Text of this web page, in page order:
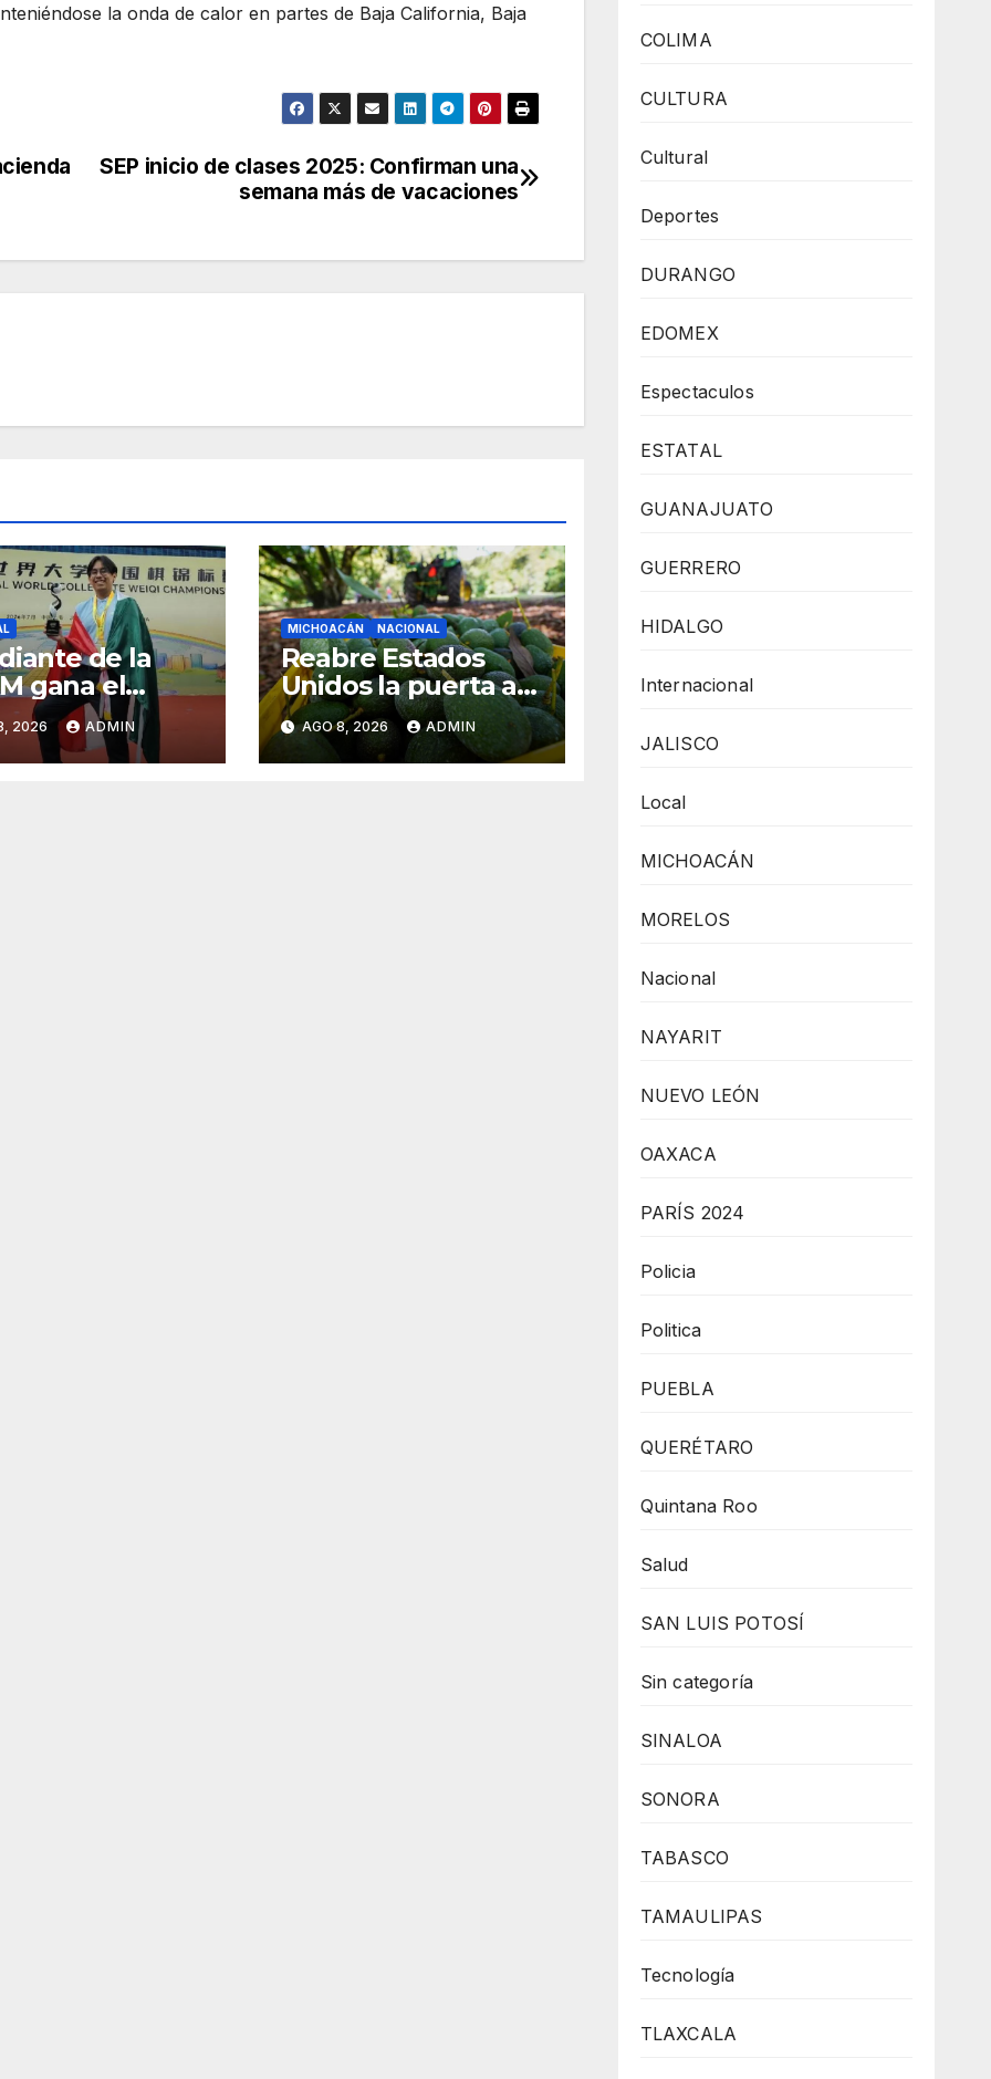
la onda de calor en partes de Baja California, Baja
SEP inicio de clases 2025: Confirman una
semana más de vacaciones
de la
gana el
de Go
2026 ADMIN
MICHOACÁN NACIONAL
Reabre Estados
Unidos la puerta a
aguacate
michoacano de
forma “gradual”
AGO 8, 2026 ADMIN
COLIMA
CULTURA
Cultural
Deportes
DURANGO
EDOMEX
Espectaculos
ESTATAL
GUANAJUATO
GUERRERO
HIDALGO
Internacional
JALISCO
Local
MICHOACÁN
MORELOS
Nacional
NAYARIT
NUEVO LEÓN
OAXACA
PARÍS 2024
Policia
Politica
PUEBLA
QUERÉTARO
Quintana Roo
Salud
SAN LUIS POTOSÍ
Sin categoría
SINALOA
SONORA
TABASCO
TAMAULIPAS
Tecnología
TLAXCALA